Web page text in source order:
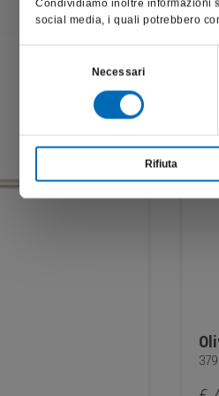
Condividiamo inoltre informazioni
social media, i quali potrebbero
Necessari
Rifiuta